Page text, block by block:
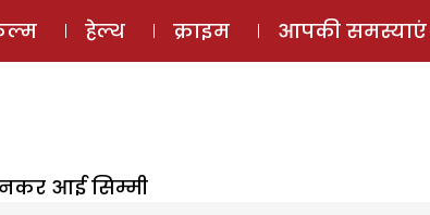
मैगज़ीन ऑडियो स्टोरी लॉग इन ⚲
हेल्थ क्राइम आपकी समस्याएं
आई सिम्मी